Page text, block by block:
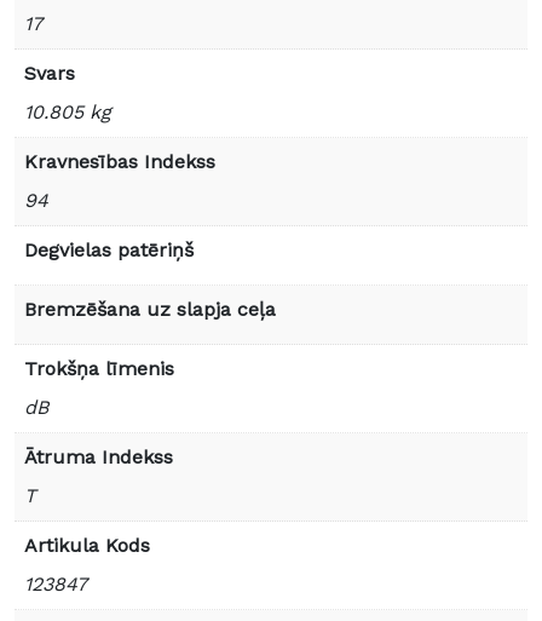
17
Svars
10.805 kg
Kravnesības Indekss
94
Degvielas patēriņš
Bremzēšana uz slapja ceļa
Trokšņa līmenis
dB
Ātruma Indekss
T
Artikula Kods
123847